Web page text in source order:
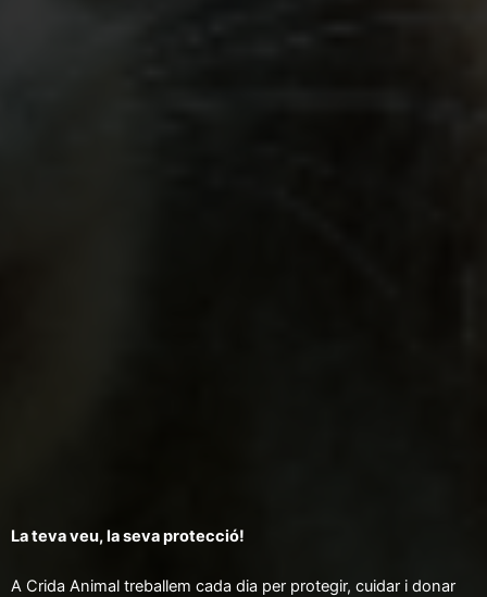
La teva veu, la seva protecció!
A Crida Animal treballem cada dia per protegir, cuidar i donar